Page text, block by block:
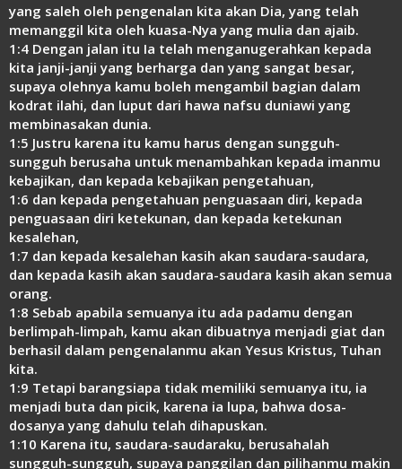
yang saleh oleh pengenalan kita akan Dia, yang telah
memanggil kita oleh kuasa-Nya yang mulia dan ajaib.
1:4 Dengan jalan itu Ia telah menganugerahkan kepada
kita janji-janji yang berharga dan yang sangat besar,
supaya olehnya kamu boleh mengambil bagian dalam
kodrat ilahi, dan luput dari hawa nafsu duniawi yang
membinasakan dunia.
1:5 Justru karena itu kamu harus dengan sungguh-
sungguh berusaha untuk menambahkan kepada imanmu
kebajikan, dan kepada kebajikan pengetahuan,
1:6 dan kepada pengetahuan penguasaan diri, kepada
penguasaan diri ketekunan, dan kepada ketekunan
kesalehan,
1:7 dan kepada kesalehan kasih akan saudara-saudara,
dan kepada kasih akan saudara-saudara kasih akan semua
orang.
1:8 Sebab apabila semuanya itu ada padamu dengan
berlimpah-limpah, kamu akan dibuatnya menjadi giat dan
berhasil dalam pengenalanmu akan Yesus Kristus, Tuhan
kita.
1:9 Tetapi barangsiapa tidak memiliki semuanya itu, ia
menjadi buta dan picik, karena ia lupa, bahwa dosa-
dosanya yang dahulu telah dihapuskan.
1:10 Karena itu, saudara-saudaraku, berusahalah
sungguh-sungguh, supaya panggilan dan pilihanmu makin